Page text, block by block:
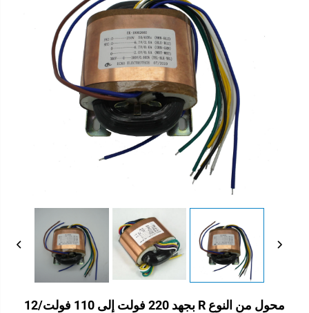
محول من النوع R بجهد 220 فولت إلى 110 فولت/12